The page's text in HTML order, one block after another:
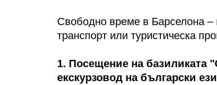
Свободно време в Барселона –
транспорт или туристическа
1. Посещение на базиликата
екскурзовод на български